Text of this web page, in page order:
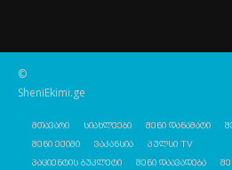
©
SheniEkimi.ge
მთავარი სიახლეები შენი დანამატი
შენი ექიმი
ვაკანსია
პულსი TV
პაციენტის ბუკლეტი
შენი დაავადება